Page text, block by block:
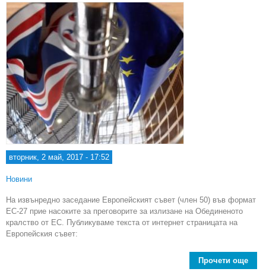
вторник, 2 май, 2017 - 17:52
Новини
На извънредно заседание Европейският съвет (член 50) във формат
ЕС-27 прие насоките за преговорите за излизане на Обединеното
кралство от ЕС. Публикуваме текста от интернет страницата на
Европейския съвет:
Прочети още